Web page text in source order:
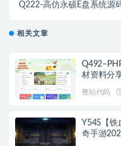
Q222-高仿永硕E盘系统源
相关文章
材资料分
整站代码
Y545【铁
奇手游